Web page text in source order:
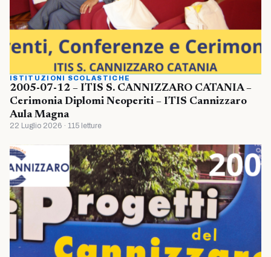
ISTITUZIONI SCOLASTICHE
2005-07-12 – ITIS S. CANNIZZARO CATANIA –
Cerimonia Diplomi Neoperiti – ITIS Cannizzaro
Aula Magna
22 Luglio 2026 · 115 letture